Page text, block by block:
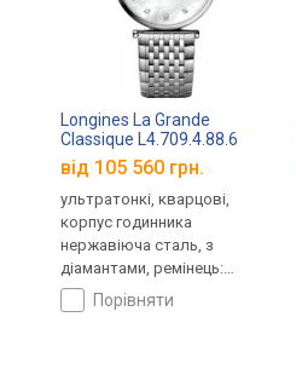
Longines La Grande
Classique L4.709.4.88.6
від 105 560 грн.
ультратонкі, кварцові,
корпус годинника
нержавіюча сталь, з
діамантами, ремінець:
браслет сталь, WR 30,
Швейцарія
порівняти